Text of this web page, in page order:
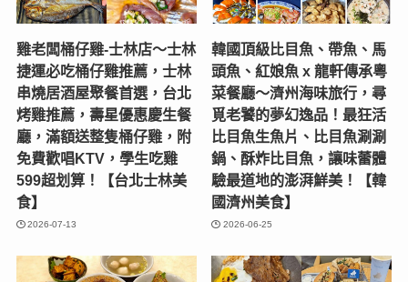
雞老闆桶仔雞-士林店〜士林
捷運必吃桶仔雞推薦，士林
串燒居酒屋聚餐首選，台北
烤雞推薦，壽星優惠慶生餐
廳，滿額送整隻桶仔雞，附
免費歡唱KTV，學生吃雞
599超划算！【台北士林美
食】
2026-07-13
韓國頂級比目魚、帶魚、馬
頭魚、紅娘魚 x 龍軒傳承粵
菜餐廳～濟州海味旅行，尋
覓老饕的夢幻逸品！最狂活
比目魚生魚片、比目魚涮涮
鍋、酥炸比目魚，讓味蕾體
驗最道地的澎湃鮮美！【韓
國濟州美食】
2026-06-25